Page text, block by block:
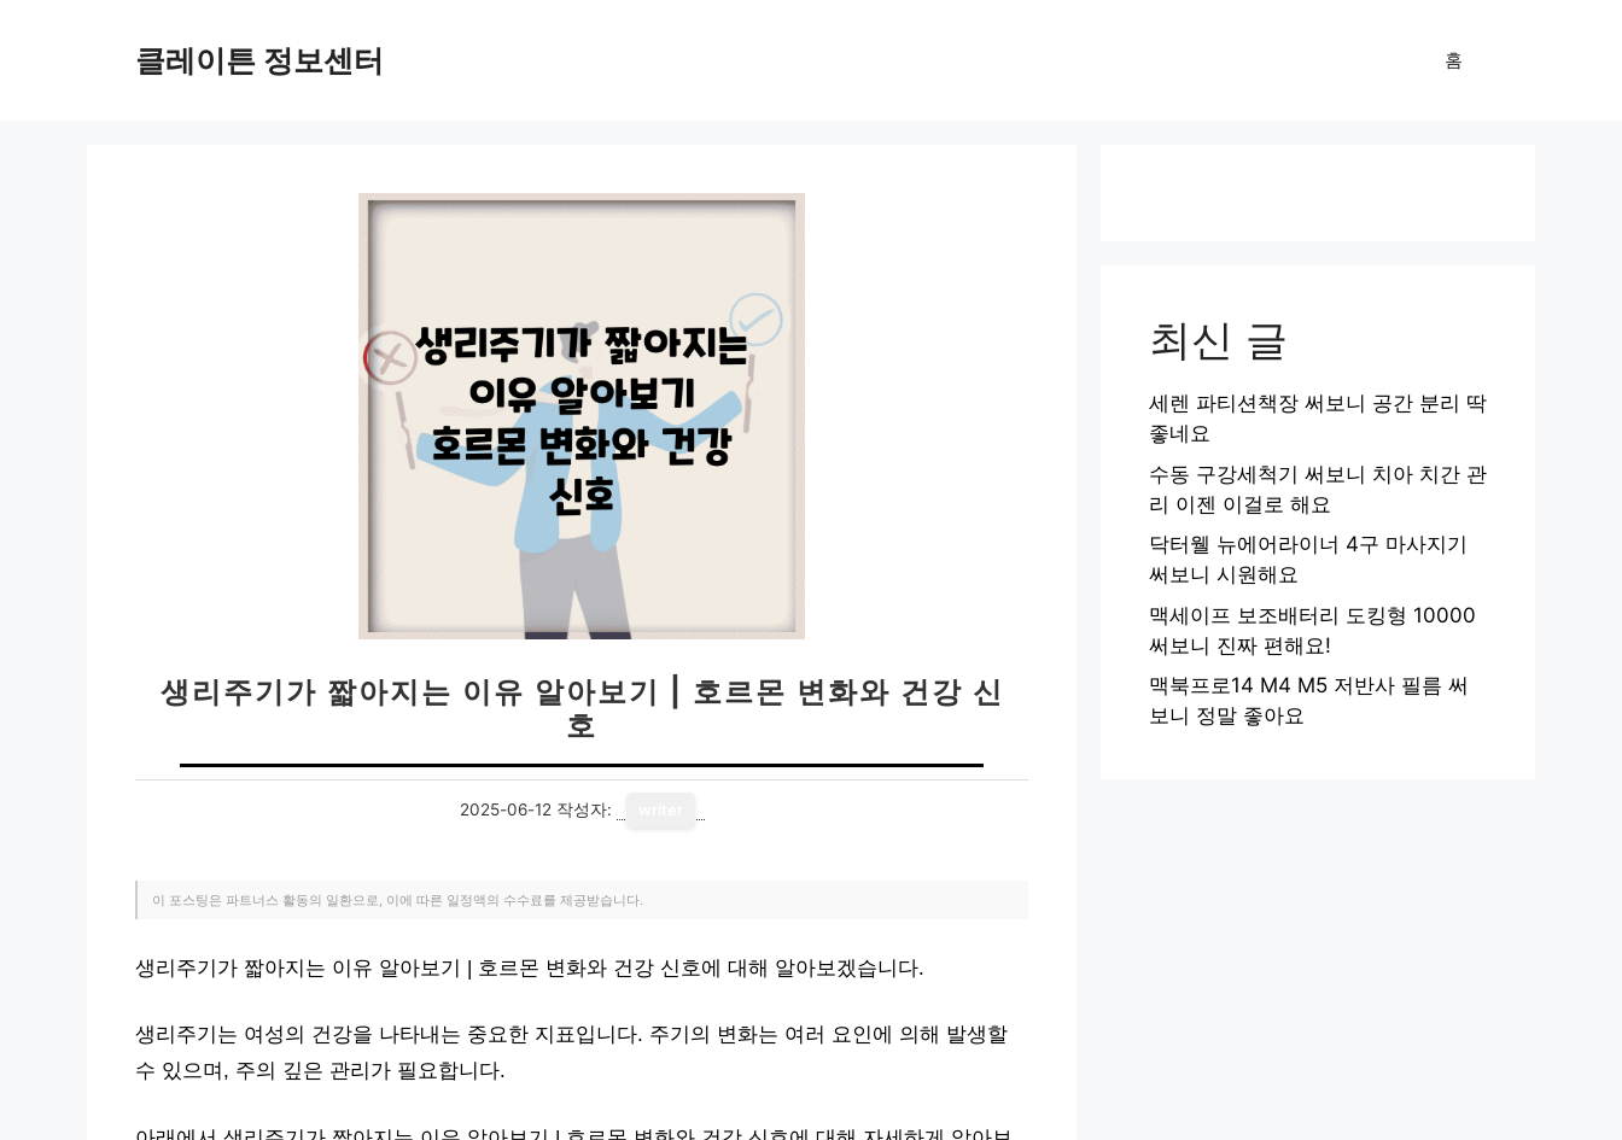
클레이튼 정보센터 홈
생리주기가 짧아지는 이유 알아보기 | 호르몬 변화와 건강 신
호
2025-06-12 작성자:
이 포스팅은 파트너스 활동의 일환으로, 이에 따른 일정액의 수수료를 제공받습니다.
생리주기가 짧아지는 이유 알아보기 | 호르몬 변화와 건강 신호에 대해 알아보겠습니다.
생리주기는 여성의 건강을 나타내는 중요한 지표입니다. 주기의 변화는 여러 요인에 의해 발생할
수 있으며, 주의 깊은 관리가 필요합니다.
최신 글
세렌 파티션책장 써보니 공간 분리 딱
좋네요
수동 구강세척기 써보니 치아 치간 관
리 이젠 이걸로 해요
닥터웰 뉴에어라이너 4구 마사지기
써보니 시원해요
맥세이프 보조배터리 도킹형 10000
써보니 진짜 편해요!
맥북프로14 M4 M5 저반사 필름 써
보니 정말 좋아요